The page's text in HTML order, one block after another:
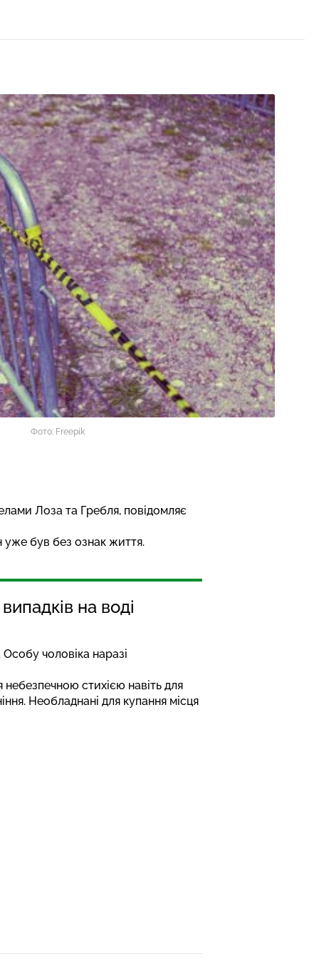
Фото: Freepik
Лоза та Гребля, повідомляє
уже був без ознак життя.
на воді
чоловіка наразі
стихією навіть для
Необладнані для купання місця